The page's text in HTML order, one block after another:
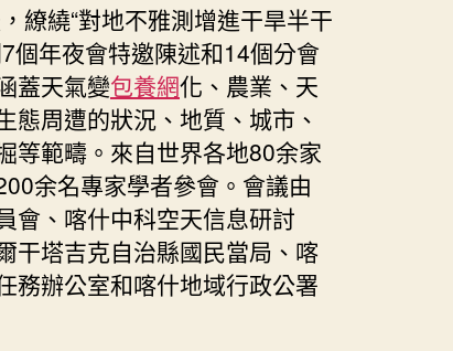
繚繞“對地不雅測增進干旱半干
個年夜會特邀陳述和14個分會
蓋天氣變包養網化、農業、天
態周遭的狀況、地質、城市、
等範疇。來自世界各地80余家
余名專家學者參會。會議由
會、喀什中科空天信息研討
干塔吉克自治縣國民當局、喀
務辦公室和喀什地域行政公署